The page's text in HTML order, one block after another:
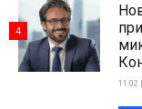
11:02
4